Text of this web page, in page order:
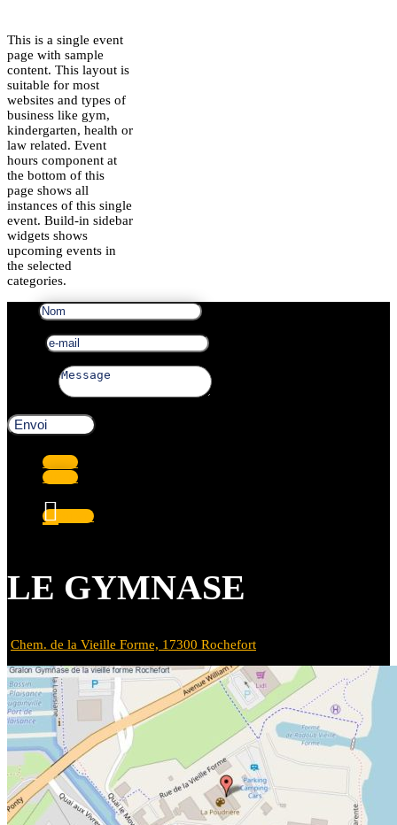
This is a single event
page with sample
content. This layout is
suitable for most
websites and types of
business like gym,
kindergarten, health or
law related. Event
hours component at
the bottom of this
page shows all
instances of this single
event. Build-in sidebar
widgets shows
upcoming events in
the selected
categories.
Envoi
Suivre
Suivre
Suivre
LE GYMNASE
Chem. de la Vieille Forme, 17300 Rochefort